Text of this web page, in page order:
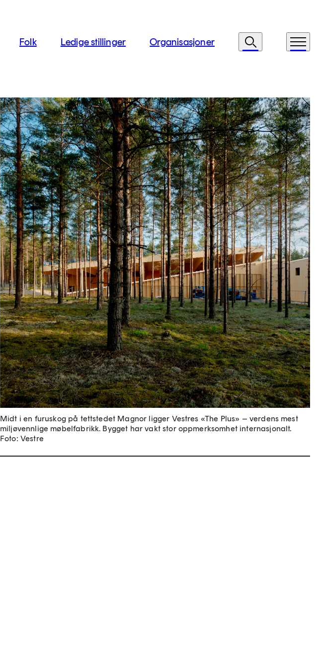
Folk Ledige stillinger Organisasjoner Søk Meny
Midt i en furuskog på tettstedet Magnor ligger Vestres «The Plus» – verdens mest
miljøvennlige møbelfabrikk. Bygget har vakt stor oppmerksomhet internasjonalt.
Foto: Vestre